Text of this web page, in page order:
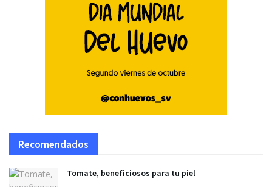
Recomendados
Tomate, beneficiosos para tu piel